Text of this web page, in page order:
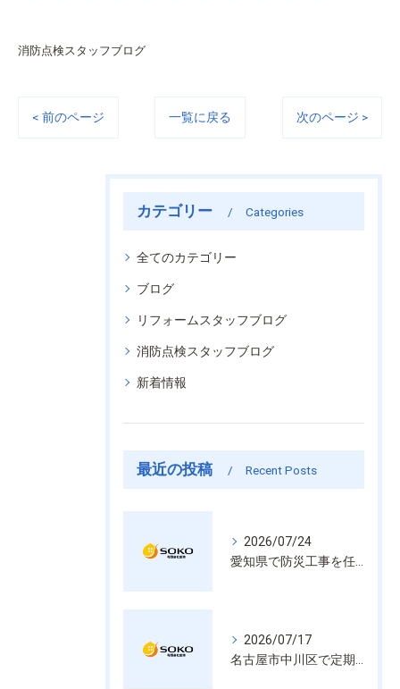
消防点検スタッフブログ
< 前のページ 一覧に戻る 次のページ >
カテゴリー Categories
全てのカテゴリー
ブログ
リフォームスタッフブログ
消防点検スタッフブログ
新着情報
最近の投稿 Recent Posts
2026/07/24
2026/07/17